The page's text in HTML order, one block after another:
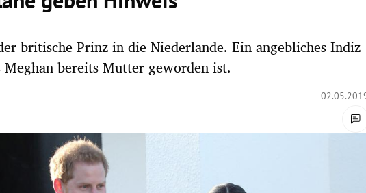
britische Prinz in die Niederlande. Ein angebliches Indiz
Meghan bereits Mutter geworden ist.
öffnen/schließen